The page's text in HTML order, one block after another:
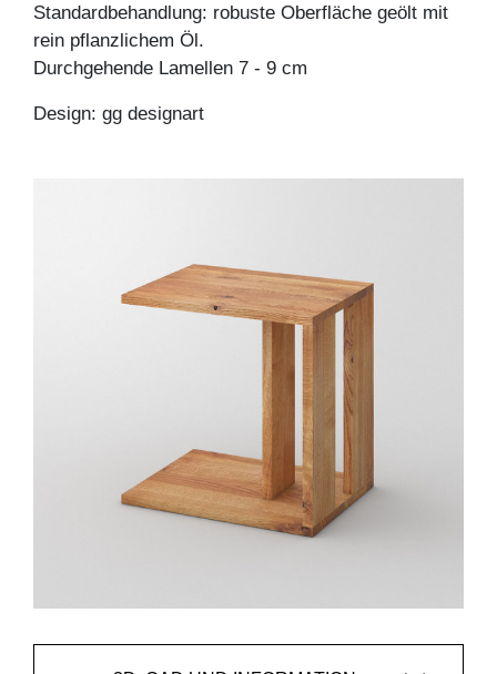
Standardbehandlung: robuste Oberfläche geölt mit
rein pflanzlichem Öl.
Durchgehende Lamellen 7 - 9 cm
Design: gg designart